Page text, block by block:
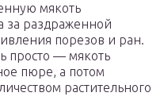
мякоть
за раздраженной
порезов и ран.
просто — мякоть
пюре, а потом
растительного